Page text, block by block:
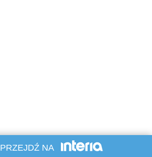
PRZEJDŹ NA